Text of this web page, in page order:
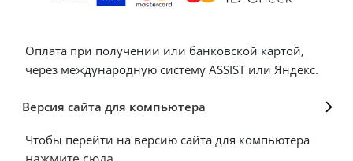
Оплата при получении или банковской картой,
через международную систему ASSIST или Яндекс.
Версия сайта для компьютера
Чтобы перейти на версию сайта для компьютера